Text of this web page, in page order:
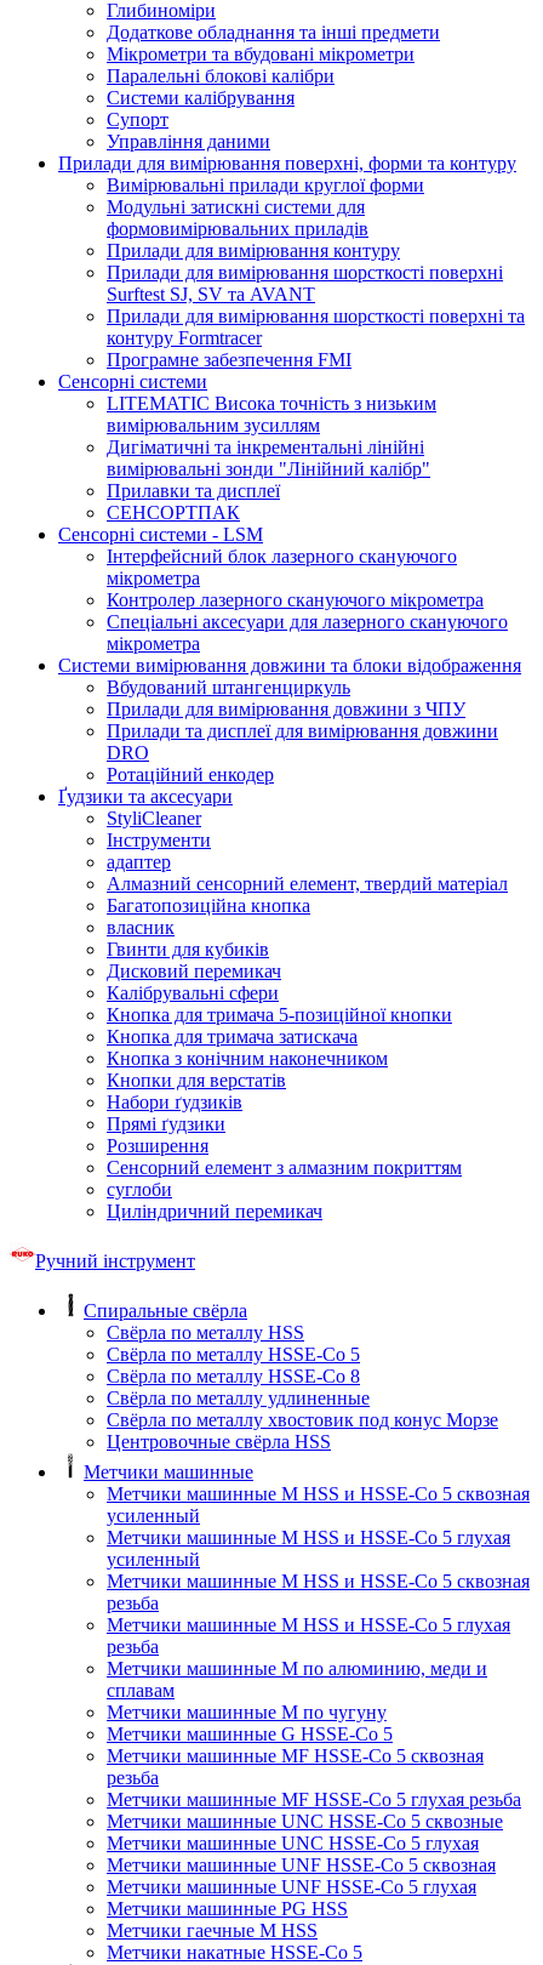
Глибиноміри
Додаткове обладнання та інші предмети
Мікрометри та вбудовані мікрометри
Паралельні блокові калібри
Системи калібрування
Супорт
Управління даними
Прилади для вимірювання поверхні, форми та контуру
Вимірювальні прилади круглої форми
Модульні затискні системи для
формовимірювальних приладів
Прилади для вимірювання контуру
Прилади для вимірювання шорсткості поверхні
Surftest SJ, SV та AVANT
Прилади для вимірювання шорсткості поверхні та
контуру Formtracer
Програмне забезпечення FMI
Сенсорні системи
LITEMATIC Висока точність з низьким
вимірювальним зусиллям
Дигіматичні та інкрементальні лінійні
вимірювальні зонди "Лінійний калібр"
Прилавки та дисплеї
СЕНСОРТПАК
Сенсорні системи - LSM
Інтерфейсний блок лазерного скануючого
мікрометра
Контролер лазерного скануючого мікрометра
Спеціальні аксесуари для лазерного скануючого
мікрометра
Системи вимірювання довжини та блоки відображення
Вбудований штангенциркуль
Прилади для вимірювання довжини з ЧПУ
Прилади та дисплеї для вимірювання довжини
DRO
Ротаційний енкодер
Ґудзики та аксесуари
StyliCleaner
Інструменти
адаптер
Алмазний сенсорний елемент, твердий матеріал
Багатопозиційна кнопка
власник
Гвинти для кубиків
Дисковий перемикач
Калібрувальні сфери
Кнопка для тримача 5-позиційної кнопки
Кнопка для тримача затискача
Кнопка з конічним наконечником
Кнопки для верстатів
Набори ґудзиків
Прямі ґудзики
Розширення
Сенсорний елемент з алмазним покриттям
суглоби
Циліндричний перемикач
Ручний інструмент
Спиральные свёрла
Свёрла по металлу HSS
Свёрла по металлу HSSE-Co 5
Свёрла по металлу HSSE-Co 8
Свёрла по металлу удлиненные
Свёрла по металлу хвостовик под конус Морзе
Центровочные свёрла HSS
Метчики машинные
Метчики машинные M HSS и HSSE-Co 5 сквозная
усиленный
Метчики машинные M HSS и HSSE-Co 5 глухая
усиленный
Метчики машинные M HSS и HSSE-Co 5 сквозная
резьба
Метчики машинные M HSS и HSSE-Co 5 глухая
резьба
Метчики машинные M по алюминию, меди и
сплавам
Метчики машинные M по чугуну
Метчики машинные G HSSE-Co 5
Метчики машинные MF HSSE-Co 5 сквозная
резьба
Метчики машинные MF HSSE-Co 5 глухая резьба
Метчики машинные UNC HSSE-Co 5 сквозные
Метчики машинные UNC HSSE-Co 5 глухая
Метчики машинные UNF HSSE-Co 5 сквозная
Метчики машинные UNF HSSE-Co 5 глухая
Метчики машинные PG HSS
Метчики гаечные M HSS
Метчики накатные HSSE-Co 5